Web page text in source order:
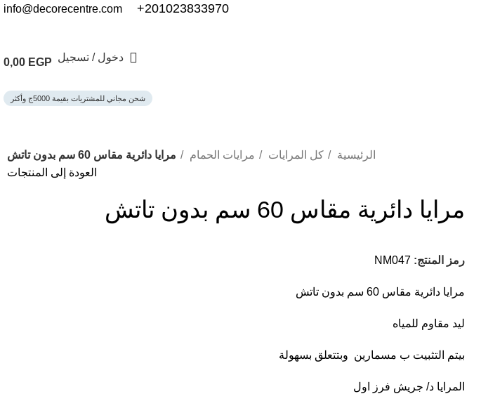
201023833970+
info@decorecentre.com
دخول / تسجيل 0,00 EGP
شحن مجاني للمشتريات بقيمة 5000ج وأكثر
الرئيسية كل المرايات مرايات الحمام
مرايا دائرية مقاس 60 سم بدون تاتش
العودة إلى المنتجات
مرايا دائرية مقاس 60 سم بدون تاتش
رمز المنتج: NM047
مرايا دائرية مقاس 60 سم بدون تاتش
ليد مقاوم للمياه
بيتم التثبيت ب مسمارين وبتتعلق بسهولة
المرايا د/ جريش فرز اول